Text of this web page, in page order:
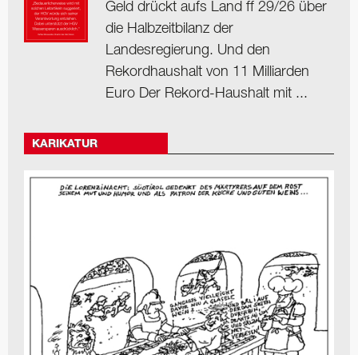
Geld drückt aufs Land ff 29/26 über
die Halbzeitbilanz der
Landesregierung. Und den
Rekordhaushalt von 11 Milliarden
Euro Der Rekord-Haushalt mit ...
KARIKATUR